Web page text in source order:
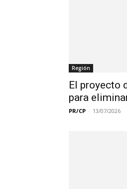
Región
El proyecto
para
PR/CP - 13/07/2026